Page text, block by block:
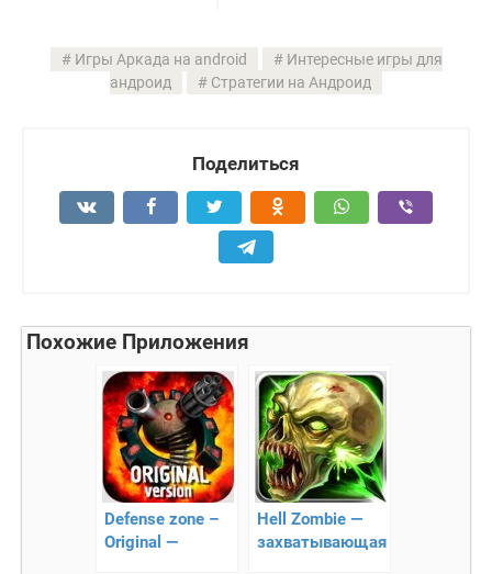
Игры Аркада на android
Интересные игры для
андроид
Стратегии на Андроид
Поделиться
Похожие Приложения
Defense zone –
Original —
Hell Zombie —
захватывающая